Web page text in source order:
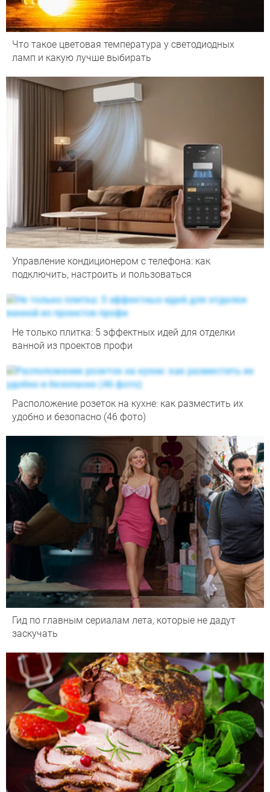
Что такое цветовая температура у светодиодных
ламп и какую лучше выбирать
Управление кондиционером с телефона: как
подключить, настроить и пользоваться
Не только плитка: 5 эффектных идей для отделки
ванной из проектов профи
Расположение розеток на кухне: как разместить их
удобно и безопасно (46 фото)
Гид по главным сериалам лета, которые не дадут
заскучать